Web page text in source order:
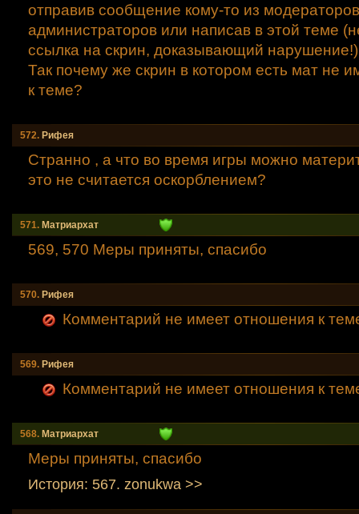
отправив сообщение кому-то из
администраторов или написав в этой теме
ссылка на скрин, доказывающий
Так почему же скрин в котором есть мат не
к теме?
572. Рифея
Странно , а что во время игры можно
это не считается оскорблением?
571. Mатриархат
569, 570 Меры приняты, спасибо
570. Рифея
Комментарий не имеет отношения к
569. Рифея
Комментарий не имеет отношения к
568. Mатриархат
Меры приняты, спасибо
История: 567. zonukwa >>